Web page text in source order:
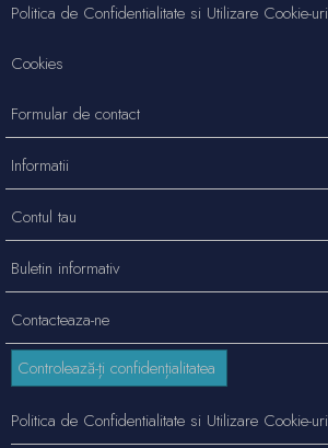
Contacteaza-ne
Politica de Confidentialitate si Utilizare Cookie-uri
Cookies
Formular de contact
Informatii
Contul tau
Buletin informativ
Controlează-ți confidențialitatea
Politica de Confidentialitate si Utilizare Cookie-uri